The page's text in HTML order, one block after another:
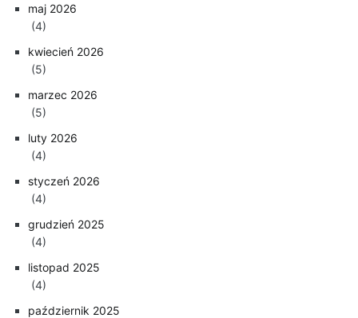
maj 2026
(4)
kwiecień 2026
(5)
marzec 2026
(5)
luty 2026
(4)
styczeń 2026
(4)
grudzień 2025
(4)
listopad 2025
(4)
październik 2025